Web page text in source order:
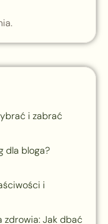
i zabrać
dla bloga?
i
zdrowia: Jak dbać